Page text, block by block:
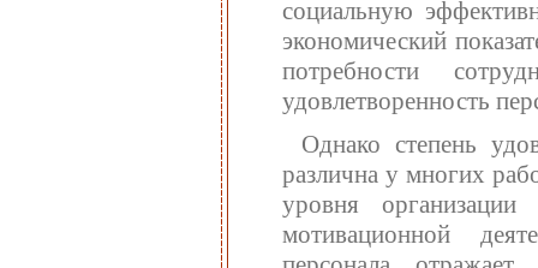
социальную
экономический
потребности
удовлетворенность
Однако степень
различна у многих
уровня организации
мотивационной